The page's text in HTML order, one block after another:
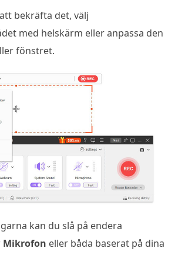
bekräfta det, välj
med helskärm eller anpassa den
fönstret.
kan du slå på endera
Mikrofon eller båda baserat på dina